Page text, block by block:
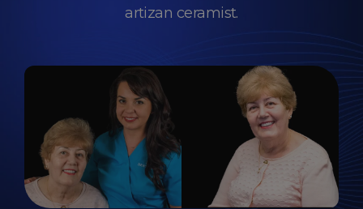
artizan ceramist.